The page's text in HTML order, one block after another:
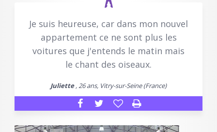
Je suis heureuse, car dans mon nouvel
appartement ce ne sont plus les
voitures que j'entends le matin mais
le chant des oiseaux.
Juliette, 26 ans, Vitry-sur-Seine (France)